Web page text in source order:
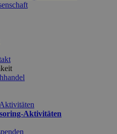
Aktivitäten